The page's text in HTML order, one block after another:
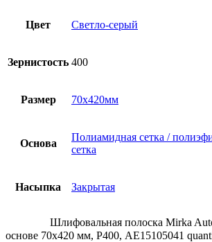
Цвет Светло-серый
Зернистость 400
Размер 70х420мм
Основа
Полиамидная сетка /
сетка
Насыпка Закрытая
Шлифовальная полоска Mirka
основе 70х420 мм, Р400, AE15105041